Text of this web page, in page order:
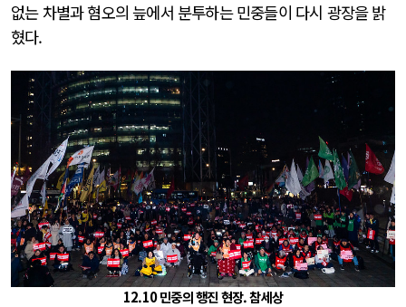
없는 차별과 혐오의 늪에서 분투하는 민중들이 다시 광장을 밝
혔다.
12.10 민중의 행진 현장. 참세상